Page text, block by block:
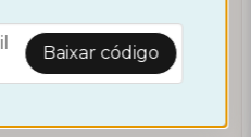
se tomados o mais
Lyme se espalhar para
poderá demorar
Baixar código